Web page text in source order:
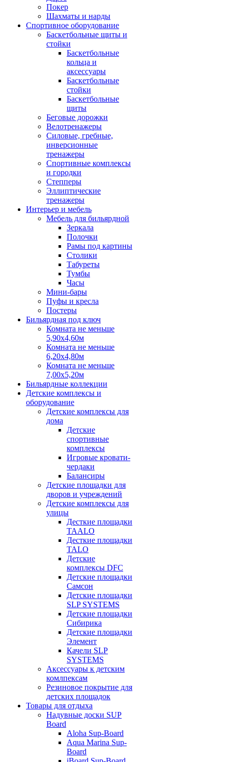
Покер
Шахматы и нарды
Спортивное оборудование
Баскетбольные щиты и
стойки
Баскетбольные
кольца и
аксессуары
Баскетбольные
стойки
Баскетбольные
щиты
Беговые дорожки
Велотренажеры
Силовые, гребные,
инверсионные
тренажеры
Спортивные комплексы
и городки
Степперы
Эллиптические
тренажеры
Интерьер и мебель
Мебель для бильярдной
Зеркала
Полочки
Рамы под картины
Столики
Табуреты
Тумбы
Часы
Мини-бары
Пуфы и кресла
Постеры
Бильярдная под ключ
Комната не меньше
5,90х4,60м
Комната не меньше
6,20х4,80м
Комната не меньше
7,00х5,20м
Бильярдные коллекции
Детские комплексы и
оборудование
Детские комплексы для
дома
Детские
спортивные
комплексы
Игровые кровати-
чердаки
Балансиры
Детские площадки для
дворов и учреждений
Детские комплексы для
улицы
Десткие площадки
TAALO
Десткие площадки
TALO
Детские
комплексы DFC
Детские площадки
Самсон
Детские площадки
SLP SYSTEMS
Детские площадки
Сибирика
Детские площадки
Элемент
Качели SLP
SYSTEMS
Аксессуары к детским
комлпексам
Резиновое покрытие для
детских площадок
Товары для отдыха
Надувные доски SUP
Board
Aloha Sup-Board
Aqua Marina Sup-
Board